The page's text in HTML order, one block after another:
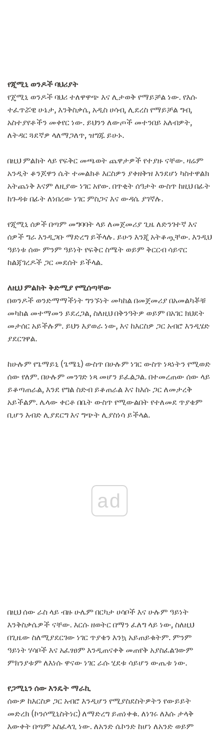
የጂሚኒ ወንዶች ባህሪያት
የጄሚኒ ወንዶች ባህሪ ተለዋዋጭ እና ሊታወቅ የማይቻል ነው. የእሱ
ተፈጥሯዊ ሁኔታ, እንቅስቃሴ, አዲስ ሀሳብ, ሊደረስ የማይቻል ግብ,
አስተያየቶችን መቀየር ነው. ይህንን ለውጦች መተንበይ አለብዎት,
ለትዳር ጓደኛዎ ላለማጋለጥ, ዝግጁ ይሁኑ.
በዚህ ምልክት ላይ የፍቅር መጫወት ጨዋታዎች የተያዙ ናቸው. ዛሬም
አንዲት ቆንጆዋን ሴት ተመልክቶ እርስዎን ያቀዘቅዝ እንደሆነ ካስተዋልክ
አትጨነቅ እናም ለዚያው ነገር አየው. በጥቂት ሰዓታት ውስጥ ከዚህ በፊት
ከጉዳቱ በፊት ለነበረው ነገር ምስጋና እና ውዳሴ ያገኛሉ.
የጂሚኒ ሰዎች በጣም መግባባት ላይ ለመጀመሪያ ጊዜ ለድንገተኛ እና
ሰዎች ግራ እንዲጋቡ ማድረግ ይችላሉ. ይሁን እንጂ አትቆጧቸው. እንዲህ
ዓይነቱ ሰው ምንም ዓይነት የፍቅር ስሜት ወይም ቅርርብ ሳይኖር
ከልጃገረዶች ጋር መደሰት ይችላል.
ለዚህ ምልክት ቅድሚያ የሚሰጣቸው
በወንዶች ወንድማማችነት ግንኙነት መካከል በመጀመሪያ በአመልካቾቹ
መካከል መተማመን ይደረጋል, ስለዚህ በቅንዓትዎ ወይም በአገር ክህደት
መታሰር አይችሉም. ይህን እያወራ ነው, እና ከእርስዎ ጋር አብሮ እንዲሄድ
ያደርገዋል.
ከሁሉም የጌማይኒ (ጌሜኒ) ውስጥ በሁሉም ነገር ውስጥ ነጻነትን የሚወድ
ሰው የለም. በሁሉም መንገድ ነጻ መሆን ይፈልጋል. በተመረጠው ሰው ላይ
ይቆጣጠራል, እንደ የግል ስድብ ይቆጠራል እና ከእሱ ጋር ለመታረቅ
አይችልም. ሌላው ቀርቶ በቤት ውስጥ የሚውልበት የተለመደ ጥያቄም
ቢሆን እብድ ሊያደርግ እና ግጭት ሊያስነሳ ይችላል.
ad
በዚህ ሰው ራስ ላይ ብዙ ሁሌም በርካታ ሀሳቦች እና ሁሉም ዓይነት
እንቅስቃሴዎች ናቸው. እርሱ ዘወትር በማን ፈለግ ላይ ነው, ስለዚህ
በጊዜው ስለሚያደርገው ነገር ጥያቄን እንኳ አይጠይቁትም. ምንም
ዓይነት ሃሳቦች እና አፈፃፀም እንዲጠናቀቅ መጠየቅ አያስፈልገውም
ምክንያቱም ለእነሱ ዋናው ነገር ራሱ ሂደቱ ሳይሆን ውጤቱ ነው.
የጋሚኒን ሰው እንዴት ማራኪ
ሰውዎ ከእርስዎ ጋር አብሮ እንዲሆን የሚያስደስትዎትን የውይይት
መድረክ (ኮንሶሚኒስትነር) ለማድረግ ይጠነቀቁ. ለነገሩ ለእሱ ታላቅ
እውቀት በጣም አስፈላጊ ነው. ለአንድ ሴኮንድ ከሆነ ለአንድ ወይም